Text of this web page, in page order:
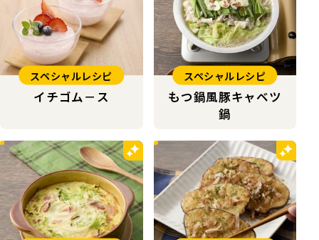
スペシャルレシピ
イチゴム－ス
スペシャルレシピ
もつ鍋風豚キャベツ
鍋